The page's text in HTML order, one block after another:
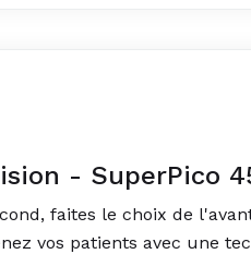
- SuperPico
faites le choix de
vos patients avec une